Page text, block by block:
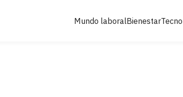
Mundo laboralBienestar